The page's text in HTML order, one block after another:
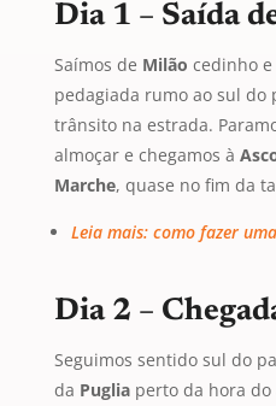
Dia 1 – Saída
Saímos de Milão cedinho
pedagiada rumo ao sul do
trânsito na estrada.
almoçar e chegamos à
Marche, quase no fim da
Leia mais: como fazer
Dia 2 –
Seguimos sentido sul do
da Puglia perto da hora do